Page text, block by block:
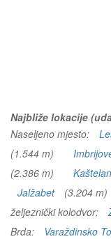
Najbliže lokacije
Naseljeno mjesto:
(1.544 m)
(2.386 m)
Jalžabet
(3.204
željeznički kolodvor:
Brda:
Varaždinsko